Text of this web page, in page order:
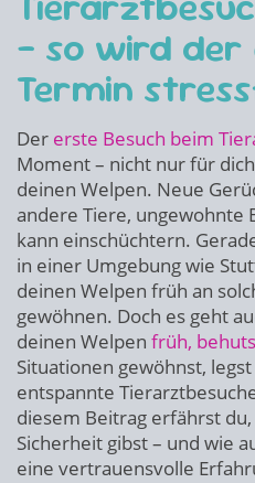
– so wird der
Termin
Der erste Besuch beim
Moment – nicht nur für
deinen Welpen. Neue
andere Tiere, ungewohnte
kann einschüchtern.
in einer Umgebung wie
deinen Welpen früh an
gewöhnen. Doch es geht
deinen Welpen früh,
Situationen gewöhnst,
entspannte
diesem Beitrag erfährst
Sicherheit gibst – und wie
eine vertrauensvolle